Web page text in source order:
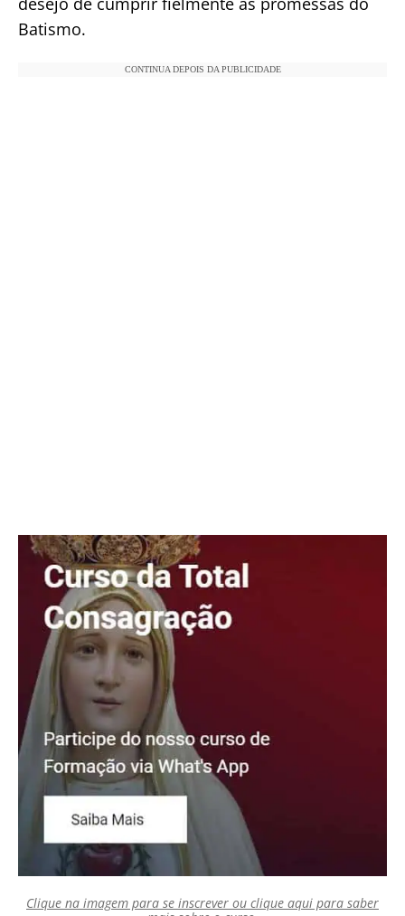
Batismo.
CONTINUA DEPOIS DA PUBLICIDADE
Clique na imagem para se inscrever ou clique aqui para saber